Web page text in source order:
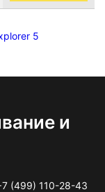
5
и
(499) 110-28-43